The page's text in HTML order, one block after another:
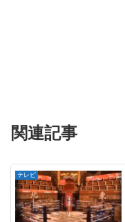
関連記事
テレビ